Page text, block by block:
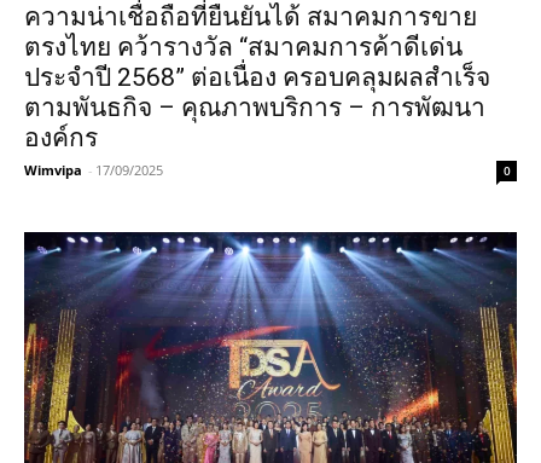
ความน่าเชื่อถือที่ยืนยันได้ สมาคมการขาย
ตรงไทย คว้ารางวัล “สมาคมการค้าดีเด่น
ประจำปี 2568” ต่อเนื่อง ครอบคลุมผลสำเร็จ
ตามพันธกิจ – คุณภาพบริการ – การพัฒนา
องค์กร
Wimvipa - 17/09/2025 0